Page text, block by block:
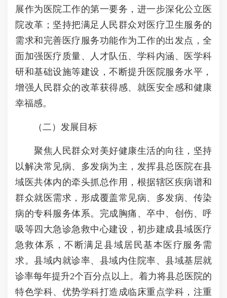
展作为医院工作的第一要务，进一步深化公立医
院改革；坚持把满足人民群众对医疗卫生服务的
需求和完善医疗服务功能作为工作的出发点，全
面加强医疗质量、人才队伍、学科内涵、医学科
研和基础设施等建设，不断提升医院服务水平，
增强人民群众的改革获得感、就医安全感和健康
幸福感。
（二）发展目标
聚焦人民群众对美好健康生活的向往，坚持
以解决常见病、多发病为主，发挥县总医院在县
域医共体内的牵头抓总作用，根据辖区疾病谱和
群众就医需求，形成覆盖常见病、多发病、传染
病的专科服务体系。完成胸痛、卒中、创伤、呼
吸等四大急诊急救中心建设，初步建成县域医疗
急救体系，不断满足县域居民基本医疗服务需
求。县域内就诊率、县域内住院率、县域基层就
诊率每年提升2个百分点以上。着力将县总医院的
特色学科、优势学科打造成临床重点学科，注重